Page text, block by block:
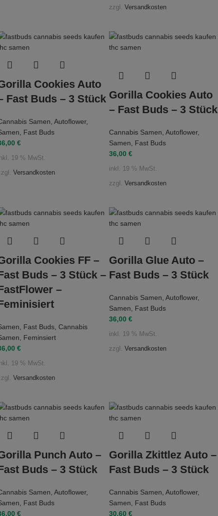
zzgl. Versandkosten
Cookies Auto
Fast Buds – 3 Stück
Samen, Autoflower,
, Fast Buds
€
19 % MwSt.
Versandkosten
Gorilla Cookies Auto
– Fast Buds – 3 Stück
Cannabis Samen, Autoflower,
Samen, Fast Buds
36,00 €
inkl. 19 % MwSt.
zzgl. Versandkosten
Cookies FF –
Buds – 3 Stück –
–
Fast Buds Cannabis
Feminsiert
€
19 % MwSt.
Versandkosten
Gorilla Glue Auto –
Fast Buds – 3 Stück
Cannabis Samen Autoflower,
Samen
Fast Buds
36,00 €
inkl. 19 % MwSt.
zzgl. Versandkosten
Punch Auto –
Buds – 3 Stück
Samen Autoflower,
Fast Buds
€
Gorilla Zkittlez Auto –
Fast Buds – 3 Stück
Cannabis Samen Autoflower,
Samen
Fast Buds
30,60 €